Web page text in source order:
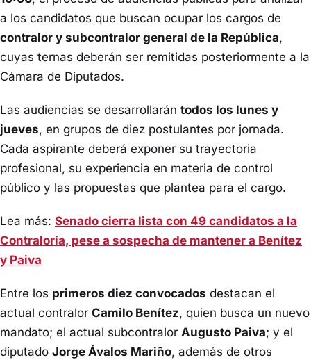
a los candidatos que buscan ocupar los cargos de
contralor y subcontralor general de la República,
cuyas ternas deberán ser remitidas posteriormente a la
Cámara de Diputados.
Las audiencias se desarrollarán todos los lunes y
jueves, en grupos de diez postulantes por jornada.
Cada aspirante deberá exponer su trayectoria
profesional, su experiencia en materia de control
público y las propuestas que plantea para el cargo.
Lea más: Senado cierra lista con 49 candidatos a la
Contraloría, pese a sospecha de mantener a Benítez
y Paiva
Entre los primeros diez convocados destacan el
actual contralor Camilo Benítez, quien busca un nuevo
mandato; el actual subcontralor Augusto Paiva; y el
diputado Jorge Ávalos Mariño, además de otros